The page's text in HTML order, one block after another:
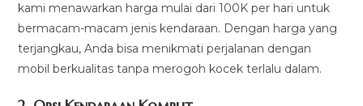
kami menawarkan harga mulai dari 100K per hari untuk
bermacam-macam jenis kendaraan. Dengan harga yang
terjangkau, Anda bisa menikmati perjalanan dengan
mobil berkualitas tanpa merogoh kocek terlalu dalam.